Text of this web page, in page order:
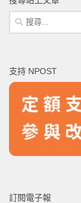
搜
尋
字:
支持 NPOST
訂閱電子報